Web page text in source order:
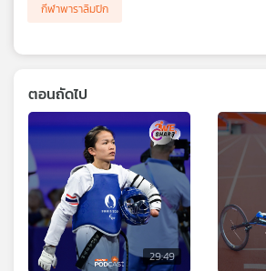
กีฬาพาราลิมปิก
ตอนถัดไป
29:49